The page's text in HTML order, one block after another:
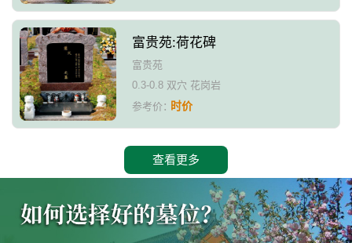
富贵苑:荷花碑
富贵苑
0.3-0.8 双穴 花岗岩
参考价：时价
查看更多